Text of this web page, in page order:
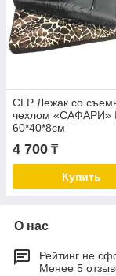
CLP Лежак со
чехлом «САФАРИ»
60*40*8см
4 700 ₸
Купить
О нас
Рейтинг не
Менее 5